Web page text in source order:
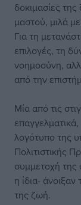
δοκιμασίες
μαστού, μιλά
Για τη
επιλογές, τη
νοημοσύνη,
από την
Μία από τις
λογότυπο της
Πολιτιστικής
συμμετοχή
η ίδια-
της ζωή.